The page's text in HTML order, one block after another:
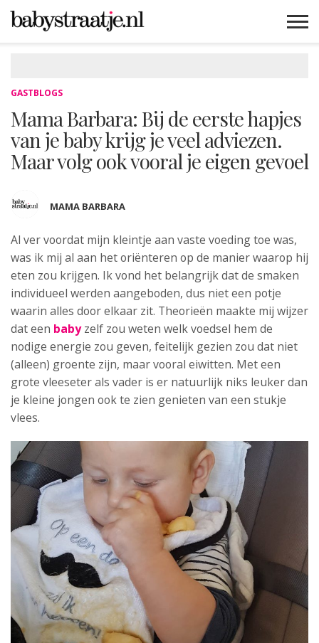
GASTBLOGS
Mama Barbara: Bij de eerste hapjes
van je baby krijg je veel adviezen.
Maar volg ook vooral je eigen gevoel
MAMA BARBARA
Al ver voordat mijn kleintje aan vaste voeding toe was,
was ik mij al aan het oriënteren op de manier waarop hij
eten zou krijgen. Ik vond het belangrijk dat de smaken
individueel werden aangeboden, dus niet een potje
waarin alles door elkaar zit. Theorieën maakte mij wijzer
dat een babyzelf zou weten welk voedsel hem de
nodige energie zou geven, feitelijk gezien zou dat niet
(alleen) groente zijn, maar vooral eiwitten. Met een
grote vleeseter als vader is er natuurlijk niks leuker dan
je kleine jongen ook te zien genieten van een stukje
vlees.